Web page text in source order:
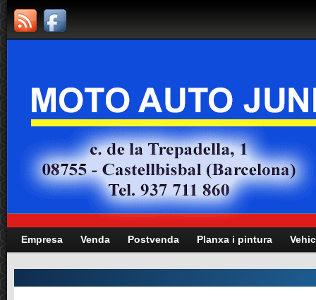
Empresa Venda Postvenda Planxa i pintura